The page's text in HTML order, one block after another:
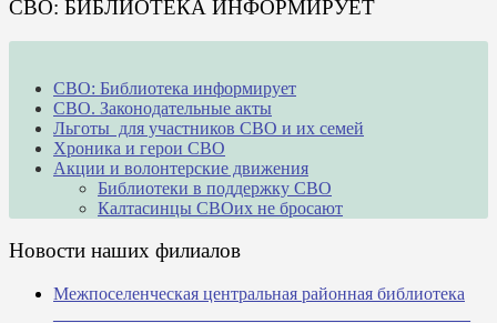
СВО: БИБЛИОТЕКА ИНФОРМИРУЕТ
СВО: Библиотека информирует
СВО. Законодательные акты
Льготы для участников СВО и их семей
Хроника и герои СВО
Акции и волонтерские движения
Библиотеки в поддержку СВО
Калтасинцы СВОих не бросают
Новости наших филиалов
Межпоселенческая центральная районная библиотека